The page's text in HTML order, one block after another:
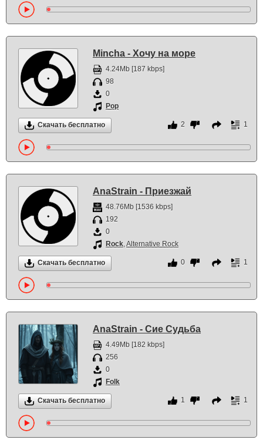
Mincha - Хочу на море
4.24Mb [187 kbps]
98
0
Pop
Скачать бесплатно 2 1
AnaStrain - Приезжай
48.76Mb [1536 kbps]
192
0
Rock,Alternative Rock
Скачать бесплатно 0 1
AnaStrain - Сие Судьба
4.49Mb [182 kbps]
256
0
Folk
Скачать бесплатно 1 1